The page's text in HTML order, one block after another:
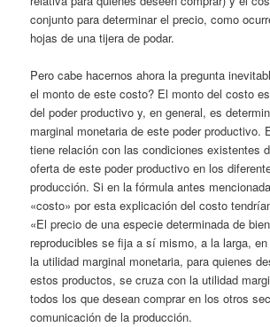
conjunto para determinar el precio, como
hojas de una tijera de podar.
Pero cabe hacernos ahora la pregunta
el monto de este costo? El monto del costo
del poder productivo y, en general, es
marginal monetaria de este poder productivo.
tiene relación con las condiciones existentes
oferta de este poder productivo en los
producción. Si en la fórmula antes
«costo» por esta explicación del costo
«El precio de una especie determinada de
reproducibles se fija a sí mismo, a la larga,
la utilidad marginal monetaria, para quienes
estos productos, se cruza con la utilidad
todos los que desean comprar en los otros
comunicación de la producción.